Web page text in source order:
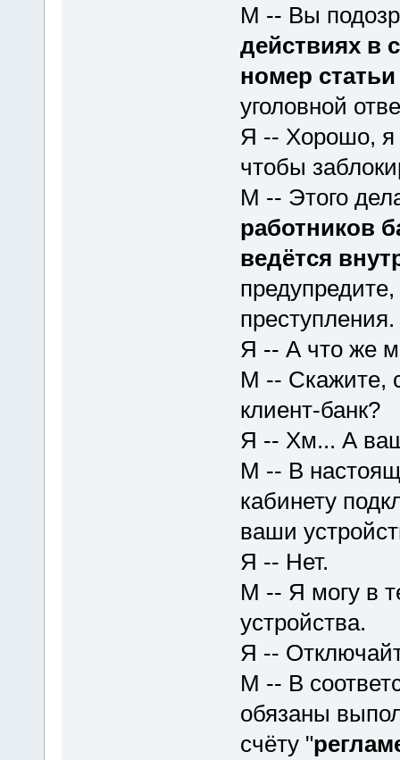
М -- Вы
действиях в
номер
уголовной
Я -- Хорошо, я
чтобы
М -- Этого
работников
ведётся
преступления.
Я -- А что же
М -- Скажите,
клиент-банк?
Я -- Хм... А
М -- В
кабинету
ваши
Я -- Нет.
М -- Я могу в
устройства.
Я --
М -- В
обязаны
счёту "